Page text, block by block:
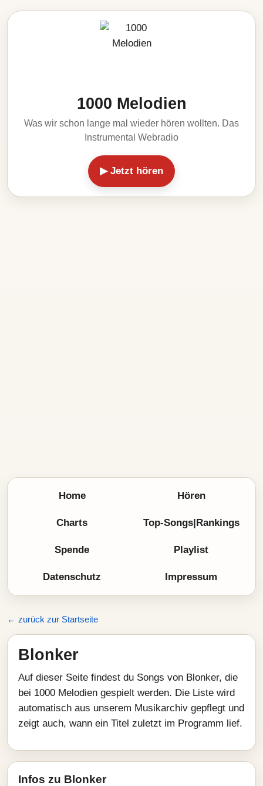
1000 Melodien
Was wir schon lange mal wieder hören wollten. Das
Instrumental Webradio
▶ Jetzt hören
Home Hören
Charts Top-Songs|Rankings
Spende Playlist
Datenschutz Impressum
← zurück zur Startseite
Blonker
Auf dieser Seite findest du Songs von Blonker, die
bei 1000 Melodien gespielt werden. Die Liste wird
automatisch aus unserem Musikarchiv gepflegt und
zeigt auch, wann ein Titel zuletzt im Programm lief.
Infos zu Blonker